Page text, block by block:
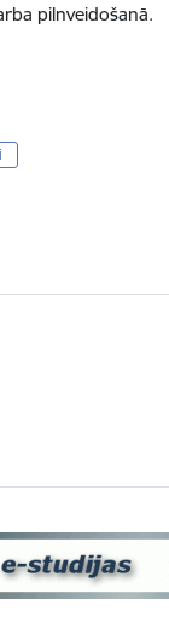
pilnveidošanā.